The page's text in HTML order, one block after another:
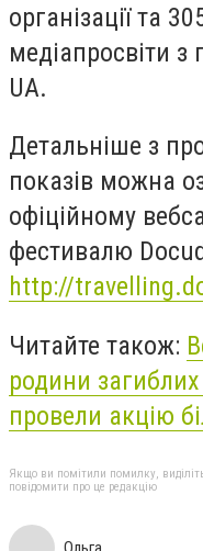
організації та
медіапросвіти
UA.
Детальніше з
показів можна
офіційному
фестивалю
http://
Читайте також:
родини
провели акцію
Якщо ви помітили помилку,
повідомити про це редакцію